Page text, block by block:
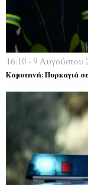
16:10 - 9 Αυγούστου
Κομοτηνή: Πυρκαγιά